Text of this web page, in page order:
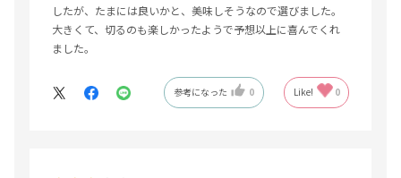
したが、たまには良いかと、美味しそうなので選びました。
大きくて、切るのも楽しかったようで予想以上に喜んでくれ
ました。
参考になった 0 Like! 0